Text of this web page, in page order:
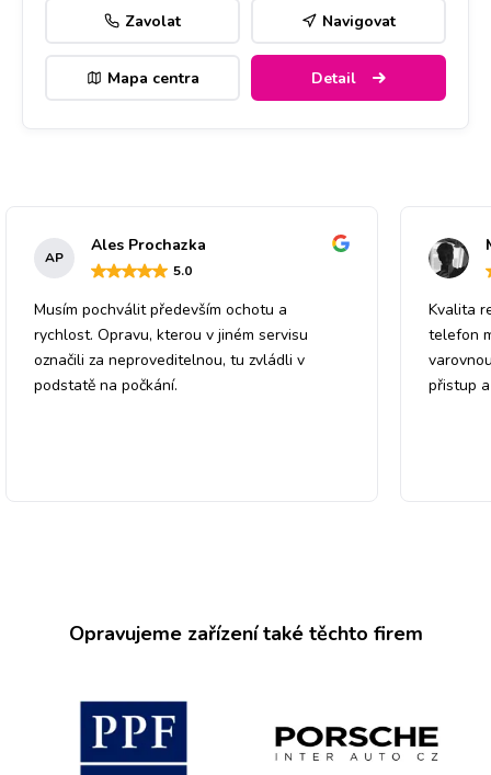
Zavolat Navigovat
Mapa centra Detail
AP
Ales Prochazka
5.0
Musím pochválit především ochotu a
rychlost. Opravu, kterou v jiném servisu
označili za neproveditelnou, tu zvládli v
podstatě na počkání.
Kvalita
telefon
přistup
Opravujeme zařízení také těchto firem